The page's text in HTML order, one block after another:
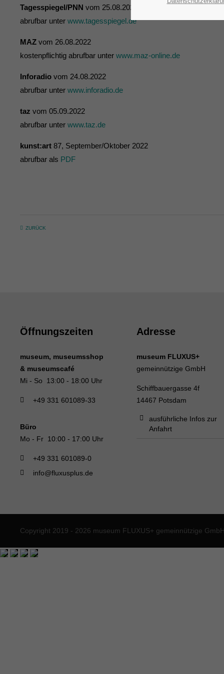
Tagesspiegel/PNN vom 25.08.2022
abrufbar unter www.tagesspiegel.de
MAZ vom 26.08.2022
kostenpflichtig abrufbar unter www.maz-online.de
Inforadio vom 24.08.2022
abrufbar unter www.inforadio.de
taz vom 05.09.2022
abrufbar unter www.taz.de
kunst:art 87, September/Oktober 2022
abrufbar als PDF
ZURÜCK
Öffnungszeiten
museum, museumsshop
& museumscafé
Mi - So 13:00 - 18:00 Uhr
+49 331 601089-33
Büro
Mo - Fr 10:00 - 17:00 Uhr
+49 331 601089-0
info@fluxusplus.de
Adresse
museum FLUXUS+
gemeinnützige GmbH
Schiffbauergasse 4f
14467 Potsdam
ausführliche Infos zur
Anfahrt
Copyright 2019 - 2026 museum FLUXUS+ gemeinnützige